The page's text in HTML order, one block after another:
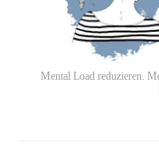
Mental Load reduzieren.